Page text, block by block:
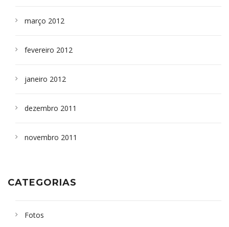
março 2012
fevereiro 2012
janeiro 2012
dezembro 2011
novembro 2011
CATEGORIAS
Fotos